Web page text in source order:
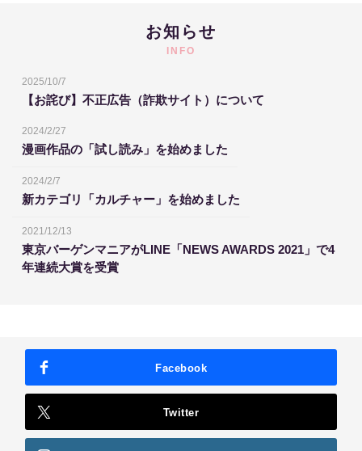
お知らせ
INFO
2025/10/7
【お詫び】不正広告（詐欺サイト）について
2024/2/27
漫画作品の「試し読み」を始めました
2024/2/7
新カテゴリ「カルチャー」を始めました
2021/12/13
東京バーゲンマニアがLINE「NEWS AWARDS 2021」で4
年連続大賞を受賞
Facebook
Twitter